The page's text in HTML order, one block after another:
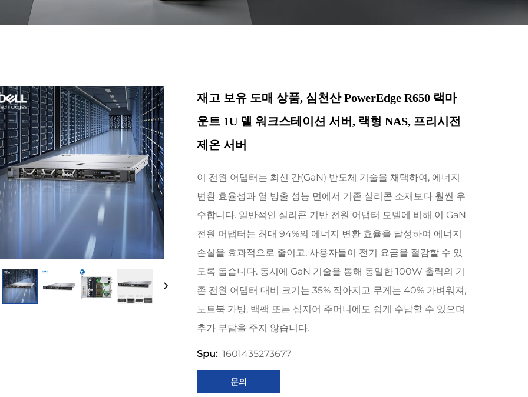
재고 보유 도매 상품, 심천산 PowerEdge R650 랙마
운트 1U 델 워크스테이션 서버, 랙형 NAS, 프리시전
제온 서버
이 전원 어댑터는 최신 간(GaN) 반도체 기술을 채택하여, 에너지
변환 효율성과 열 방출 성능 면에서 기존 실리콘 소재보다 훨씬 우
수합니다. 일반적인 실리콘 기반 전원 어댑터 모델에 비해 이 GaN
전원 어댑터는 최대 94%의 에너지 변환 효율을 달성하여 에너지
손실을 효과적으로 줄이고, 사용자들이 전기 요금을 절감할 수 있
도록 돕습니다. 동시에 GaN 기술을 통해 동일한 100W 출력의 기
존 전원 어댑터 대비 크기는 35% 작아지고 무게는 40% 가벼워져,
노트북 가방, 백팩 또는 심지어 주머니에도 쉽게 수납할 수 있으며
추가 부담을 주지 않습니다.
Spu: 1601435273677
문의